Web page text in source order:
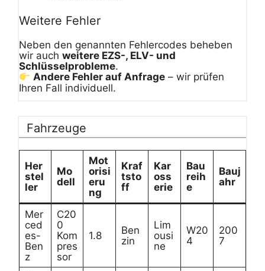
Weitere Fehler
Neben den genannten Fehlercodes beheben
wir auch weitere EZS-, ELV- und
Schlüsselprobleme.
Andere Fehler auf Anfrage – wir prüfen
Ihren Fall individuell.
Fahrzeuge
Her
stel
ler
Mo
dell
Mot
orisi
eru
ng
Kraf
tsto
ff
Kar
oss
erie
Bau
reih
e
Bauj
ahr
Mer
ced
es-
Ben
z
C20
0
Kom
pres
sor
1.8
Ben
zin
Lim
ousi
ne
W20
4
200
7